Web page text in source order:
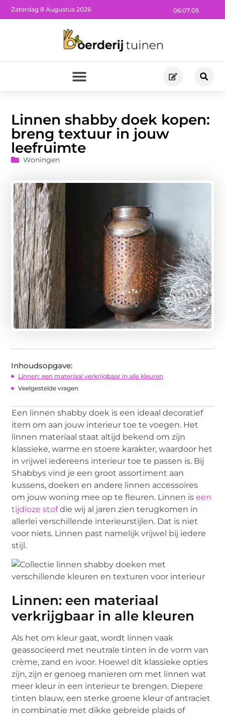
06:07:06
Zaterdag 8 Augustus 2026
Linnen shabby doek kopen:
breng textuur in jouw
leefruimte
Woningen
Inhoudsopgave:
Linnen: een materiaal verkrijgbaar in alle kleuren
Veelgestelde vragen
Een linnen shabby doek is een ideaal decoratief
item om aan jouw interieur toe te voegen. Het
linnen materiaal staat altijd bekend om zijn
klassieke, warme en stoere karakter, waardoor het
in vrijwel iedereens interieur toe te passen is. Bij
Shabbys vind je een groot assortiment aan
kussens, doeken en andere linnen accessoires
om jouw woning mee op te fleuren. Linnen iseen
tijdloze stofdie wij al jaren zien terugkomen in
allerlei verschillende interieurstijlen. Dat is niet
voor niets. Linnen past namelijk vrijwel bij iedere
stijl.
Linnen: een materiaal
verkrijgbaar in alle kleuren
Als het om kleur gaat, wordt linnen vaak
geassocieerd met neutrale tinten in de vorm van
crème, zand en ivoor. Hoewel dit klassieke opties
zijn, zijn er genoeg manieren om met linnen wat
meer kleur in een interieur te brengen. Diepere
tinten blauw, een sterke groene kleur of antraciet
in combinatie met dikke gebreide plaids of